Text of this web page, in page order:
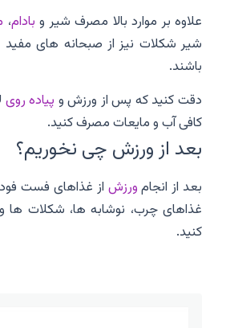
علاوه بر موارد بالا مصرف شیر و بادام،
شیر شکلات نیز از صبحانه های
باشند.
دقت کنید که پس از ورزش و پیاده روی
کافی آب و مایعات مصرف کنید.
بعد از ورزش چی نخوریم؟
بعد از انجامورزش از غذاهای فست
غذاهای چرب، نوشابه ها، شکلات ها
کنید.